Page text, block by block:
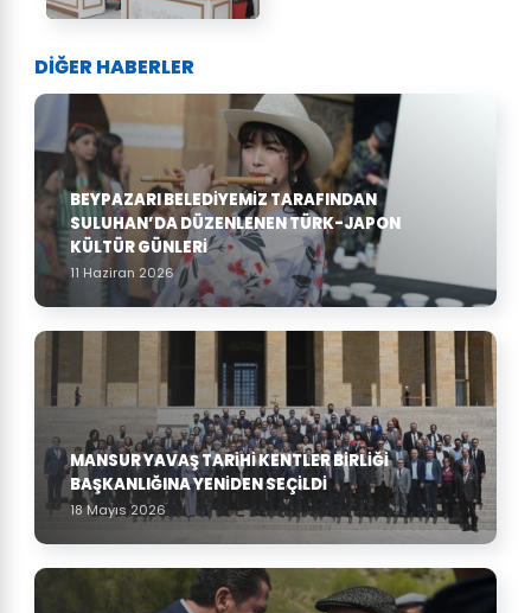
DİĞER HABERLER
BEYPAZARI BELEDIYEMIZ TARAFINDAN
SULUHAN’DA DÜZENLENEN TÜRK-JAPON
KÜLTÜR GÜNLERI
11 Haziran 2026
MANSUR YAVAŞ TARIHI KENTLER BIRLIĞI
BAŞKANLIĞINA YENIDEN SEÇILDI
18 Mayıs 2026